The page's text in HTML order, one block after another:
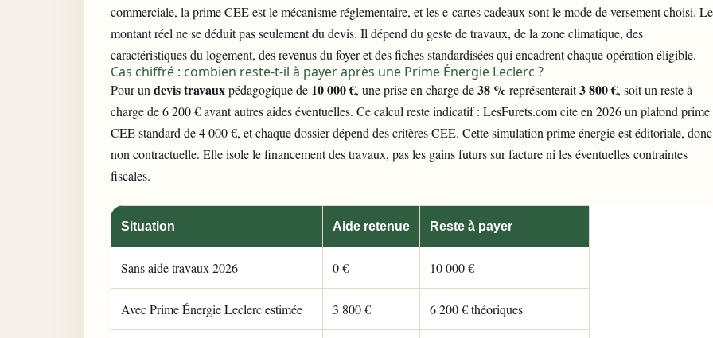
commerciale, la prime CEE est le mécanisme réglementaire, et les e-cartes cadeaux sont le mode de versement choisi. Le
montant réel ne se déduit pas seulement du devis. Il dépend du geste de travaux, de la zone climatique, des
caractéristiques du logement, des revenus du foyer et des fiches standardisées qui encadrent chaque opération éligible.
Cas chiffré : combien reste-t-il à payer après une Prime Énergie Leclerc ?
Pour un devis travauxpédagogique de 10 000 €, une prise en charge de38 % représenterait3 800 €, soit un reste à
charge de 6 200 € avant autres aides éventuelles. Ce calcul reste indicatif : LesFurets.com cite en 2026 un plafond prime
CEE standard de 4 000 €, et chaque dossier dépend des critères CEE. Cette simulation prime énergie est éditoriale, donc
non contractuelle. Elle isole le financement des travaux, pas les gains futurs sur facture ni les éventuelles contraintes
fiscales.
Situation Aide retenue Reste à payer
Sans aide travaux 2026 0 € 10 000 €
Avec Prime Énergie Leclerc estimée 3 800 € 6 200 € théoriques